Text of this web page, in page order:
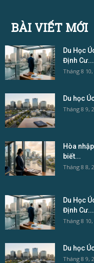
BÀI VIẾT MỚI
Du Học
Định Cư...
Tháng 8 10,
Du học
Tháng 8 9,
Hòa
biết...
Tháng 8 8,
Du Học
Định Cư...
Tháng 8 10,
Du học
Tháng 8 9,